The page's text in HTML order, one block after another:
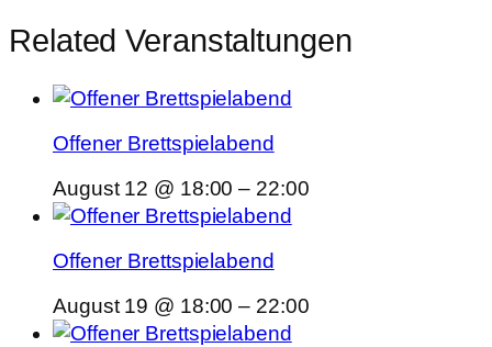
Related Veranstaltungen
Offener Brettspielabend
August 12 @ 18:00 – 22:00
Offener Brettspielabend
August 19 @ 18:00 – 22:00